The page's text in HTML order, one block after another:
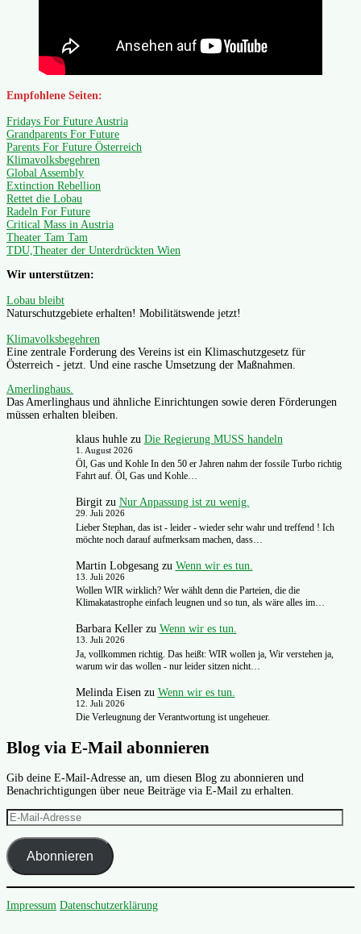
Empfohlene Seiten:
Fridays For Future Austria
Grandparents For Future
Parents For Future Österreich
Klimavolksbegehren
Global Assembly
Extinction Rebellion
Rettet die Lobau
Radeln For Future
Critical Mass in Austria
Theater Tam Tam
TDU,Theater der Unterdrückten Wien
Wir unterstützen:
Lobau bleibt
Naturschutzgebiete erhalten! Mobilitätswende jetzt!
Klimavolksbegehren
Eine zentrale Forderung des Vereins ist ein Klimaschutzgesetz für
Österreich - jetzt. Und eine rasche Umsetzung der Maßnahmen.
Amerlinghaus.
Das Amerlinghaus und ähnliche Einrichtungen sowie deren Förderungen
müssen erhalten bleiben.
klaus huhlezu Die Regierung MUSS handeln
1. August 2026
Öl, Gas und Kohle In den 50 er Jahren nahm der fossile Turbo richtig
Fahrt auf. Öl, Gas und Kohle…
Birgitzu Nur Anpassung ist zu wenig.
29. Juli 2026
Lieber Stephan, das ist - leider - wieder sehr wahr und treffend ! Ich
möchte noch darauf aufmerksam machen, dass…
Martin Lobgesangzu Wenn wir es tun.
13. Juli 2026
Wollen WIR wirklich? Wer wählt denn die Parteien, die die
Klimakatastrophe einfach leugnen und so tun, als wäre alles im…
Barbara Kellerzu Wenn wir es tun.
13. Juli 2026
Ja, vollkommen richtig. Das heißt: WIR wollen ja, Wir verstehen ja,
warum wir das wollen - nur leider sitzen nicht…
Melinda Eisen zu Wenn wir es tun.
12. Juli 2026
Die Verleugnung der Verantwortung ist ungeheuer.
Blog via E-Mail abonnieren
Gib deine E-Mail-Adresse an, um diesen Blog zu abonnieren und
Benachrichtigungen über neue Beiträge via E-Mail zu erhalten.
E-
Mail-
Adresse
Abonnieren
Impressum Datenschutzerklärung